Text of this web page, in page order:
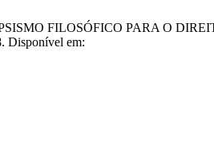
FILOSÓFICO PARA O
Disponível em: